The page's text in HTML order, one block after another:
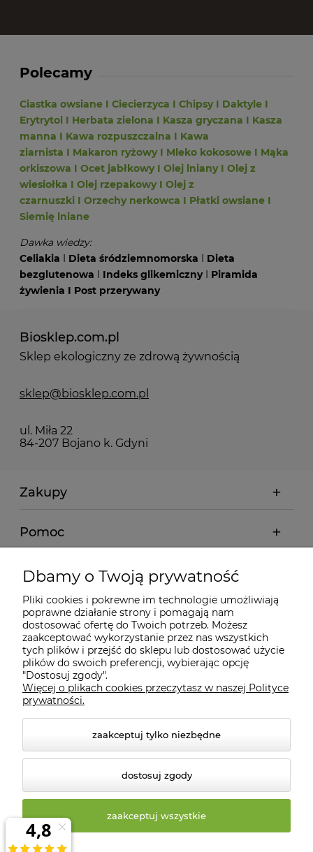
Polecamy
Ciastka owsiane I Ciecierzyca I ChipsyI Daktyle I
Erytrytol I Herbata zielona I Kasza gryczana I Kasza
manna I Kawa rozpuszczalna I Kawa
ziarnista I Makaron ryżowyI Mleko kokosowe I Mąka
orkiszowa I Ocet jabłkowyI Olej lnianyI Olej z
wiesiołka I Olej rzepakowyI Olej z
czarnuszki I Orzechy nerkowca I Płatki owsiane I
Siemię lniane
Dawka wiedzy:
Celiakia I Dieta śródziemnomorska I Dieta
bezglutenowa I Indeks glikemicznyI Piramida
żywienia I Post przerywany
Biosklep.com.pl
Sklep ekologiczny ze zdrową żywnością
sklep@biosklep.com.pl
ul. Miła 22
84-207 Bojano k. Gdyni
Zakupy
Pomoc
Moje konto
Informacje
O nas
Kontakt
© 2026 biosklep.com.pl. Wszelkie prawa zastrzeżone.
Dbamy o Twoją prywatność
Pliki cookies i pokrewne im technologie umożliwiają
poprawne działanie strony i pomagają nam
dostosować ofertę do Twoich potrzeb. Możesz
zaakceptować wykorzystanie przez nas wszystkich
tych plików i przejść do sklepu lub dostosować użycie
plików do swoich preferencji, wybierając opcję
"Dostosuj zgody".
Więcej o plikach cookies przeczytasz w naszej Polityce
prywatności.
zaakceptuj tylko niezbędne
dostosuj zgody
zaakceptuj wszystkie